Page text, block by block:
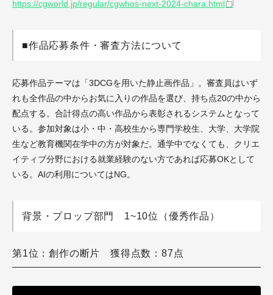
https://cgworld.jp/regular/cgwhos-next-2024-chara.html
■作品応募条件・審査方法について
応募作品テーマは「3DCGを用いた静止画作品」。審査員はいず
れも全作品の中からお気に入りの作品を選び、持ち点20の中から
配点する。合計得点の高い作品から表彰されるシステムとなって
いる。参加対象は小・中・高校生から専門学校生、大学、大学院
生など教育機関在学中の方が対象だ。通学中でなくても、クリエ
イティブ分野における就業経験のない方であれば応募OKとして
いる。AIの利用についてはNG。
背景・プロップ部門 1~10位（優秀作品）
第1位：創作の断片 獲得点数：87点